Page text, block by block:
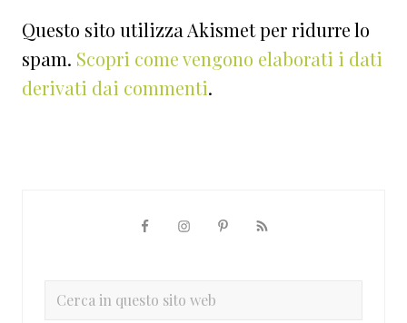
Questo sito utilizza Akismet per ridurre lo
spam. Scopri come vengono elaborati i dati
derivati dai commenti.
primaria
Cerca